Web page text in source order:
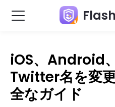
iOS、Android
Twitter名を変
全なガイド